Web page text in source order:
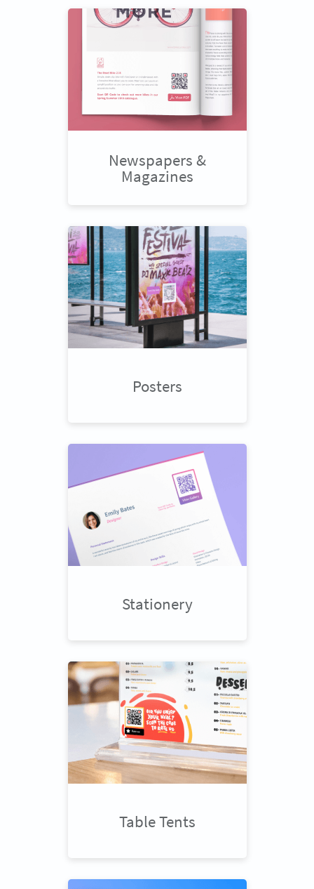
Newspapers &
Magazines
Posters
Stationery
Table Tents